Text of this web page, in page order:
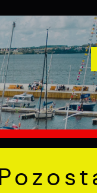
UNIJNE
Puck